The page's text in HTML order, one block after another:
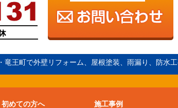
・竜王町で外壁リフォーム、屋根塗装、雨漏り、防水
初めての方へ
施工事例